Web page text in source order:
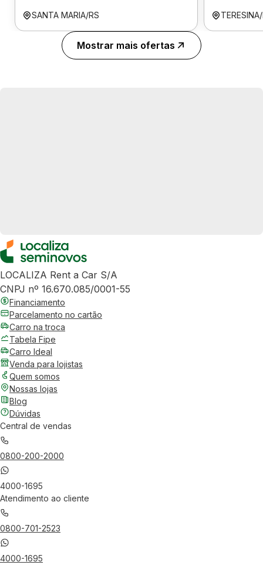
SANTA MARIA/RS
Mostrar mais ofertas
LOCALIZA Rent a Car S/A
CNPJ nº 16.670.085/0001-55
Financiamento
Parcelamento no cartão
Carro na troca
Tabela Fipe
Carro Ideal
Venda para lojistas
Quem somos
Nossas lojas
Blog
Dúvidas
Central de vendas
0800-200-2000
4000-1695
Atendimento ao cliente
0800-701-2523
4000-1695